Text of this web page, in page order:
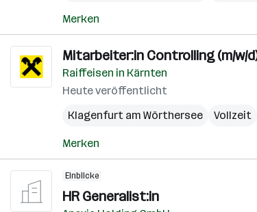
Merken
Mitarbeiter:in Controlling (m/w/
Raiffeisen in Kärnten
Heute veröffentlicht
Klagenfurt am Wörthersee
Vollzeit
Merken
Einblicke
HR Generalist:in